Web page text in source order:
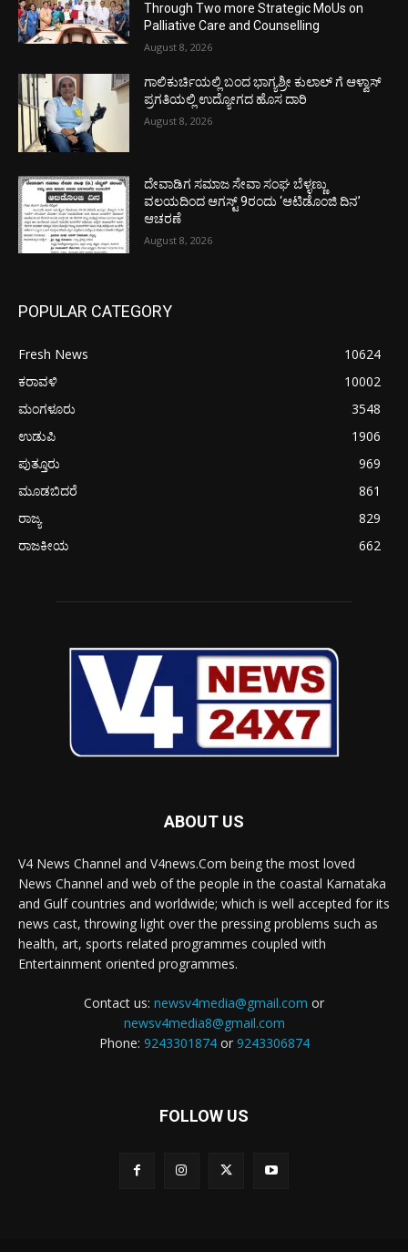
Through Two more Strategic MoUs on
Palliative Care and Counselling
August 8, 2026
ಗಾಲಿಕುರ್ಚಿಯಲ್ಲಿ ಬಂದ ಭಾಗ್ಯಶ್ರೀ ಕುಲಾಲ್ ಗೆ ಆಳ್ವಾಸ್
ಪ್ರಗತಿಯಲ್ಲಿ ಉದ್ಯೋಗದ ಹೊಸ ದಾರಿ
August 8, 2026
ದೇವಾಡಿಗ ಸಮಾಜ ಸೇವಾ ಸಂಘ ಬೆಳ್ಳಣ್ಣು
ವಲಯದಿಂದ ಆಗಸ್ಟ್ 9ರಂದು ‘ಆಟಿಡೊಂಜಿ ದಿನ’
ಆಚರಣೆ
August 8, 2026
POPULAR CATEGORY
Fresh News
10624
ಕರಾವಳಿ
10002
ಮಂಗಳೂರು
3548
ಉಡುಪಿ
1906
ಪುತ್ತೂರು
969
ಮೂಡಬಿದರೆ
861
ರಾಜ್ಯ
829
ರಾಜಕೀಯ
662
ABOUT US
V4 News Channel and V4news.Com being the most loved
News Channel and web of the people in the coastal Karnataka
and Gulf countries and worldwide; which is well accepted for its
news cast, throwing light over the pressing problems such as
health, art, sports related programmes coupled with
Entertainment oriented programmes.
Contact us: newsv4media@gmail.com or
newsv4media8@gmail.com
Phone: 9243301874or 9243306874
FOLLOW US